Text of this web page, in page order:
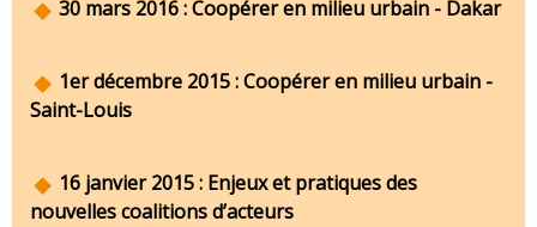
30 mars 2016 : Coopérer en milieu urbain - Dakar
1er décembre 2015 : Coopérer en milieu urbain -
Saint-Louis
16 janvier 2015 : Enjeux et pratiques des
nouvelles coalitions d’acteurs